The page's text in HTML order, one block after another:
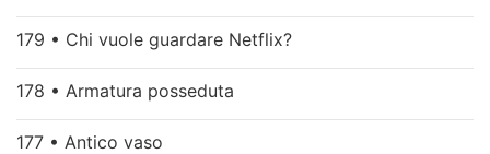
179 • Chi vuole guardare Netflix?
178 • Armatura posseduta
177 • Antico vaso